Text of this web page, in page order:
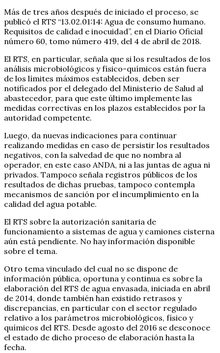
Más de tres años después de iniciado el proceso, se
publicó el RTS “13.02.01:14: Agua de consumo humano.
Requisitos de calidad e inocuidad”, en el Diario Oficial
número 60, tomo número 419, del 4 de abril de 2018.
El RTS, en particular, señala que si los resultados de los
análisis microbiológicos y físico-químicos están fuera
de los límites máximos establecidos, deben ser
notificados por el delegado del Ministerio de Salud al
abastecedor, para que este último implemente las
medidas correctivas en los plazos establecidos por la
autoridad competente.
Luego, da nuevas indicaciones para continuar
realizando medidas en caso de persistir los resultados
negativos, con la salvedad de que no nombra al
operador, en este caso ANDA, ni a las juntas de agua ni
privados. Tampoco señala registros públicos de los
resultados de dichas pruebas, tampoco contempla
mecanismos de sanción por el incumplimiento en la
calidad del agua potable.
El RTS sobre la autorización sanitaria de
funcionamiento a sistemas de agua y camiones cisterna
aún está pendiente. No hay información disponible
sobre el tema.
Otro tema vinculado del cual no se dispone de
información pública, oportuna y continua es sobre la
elaboración del RTS de agua envasada, iniciada en abril
de 2014, donde también han existido retrasos y
discrepancias, en particular con el sector regulado
relativo a los parámetros microbiológicos, físico y
químicos del RTS. Desde agosto del 2016 se desconoce
el estado de dicho proceso de elaboración hasta la
fecha.